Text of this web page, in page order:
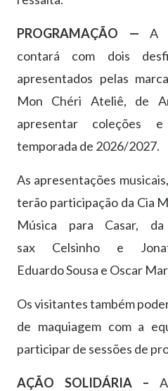
PROGRAMAÇÃO — A
contará com dois
apresentados pelas
Mon Chéri Ateliê, de
apresentar coleções
temporada de 2026/2027.
As apresentações
terão participação da Cia
Música para Casar,
sax Celsinho e
Eduardo Sousa e Oscar
Os visitantes também
de maquiagem com a
participar de sessões de
AÇÃO SOLIDÁRIA –